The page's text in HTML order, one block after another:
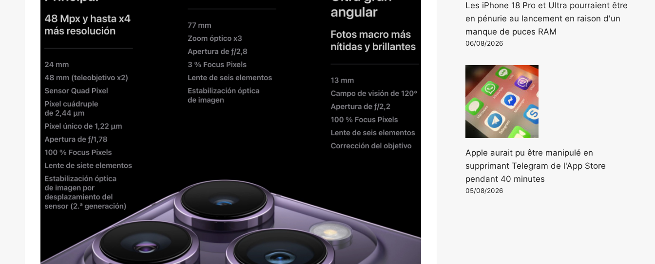
Les iPhone 18 Pro et Ultra pourraient être
en pénurie au lancement en raison d'un
manque de puces RAM
06/08/2026
Apple aurait pu être manipulé en
supprimant Telegram de l'App Store
pendant 40 minutes
05/08/2026